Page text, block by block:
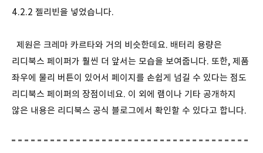
4.2.2 젤리빈을 넣었습니다.
제원은 크레마 카르타와 거의 비슷한데요. 배터리 용량은
리디북스 페이퍼가 훨씬 더 앞서는 모습을 보여줍니다. 또한, 제품
좌우에 물리 버튼이 있어서 페이지를 손쉽게 넘길 수 있다는 점도
리디북스 페이퍼의 장점이네요. 이 외에 램이나 기타 공개하지
않은 내용은 리디북스 공식 블로그에서 확인할 수 있다고 합니다.